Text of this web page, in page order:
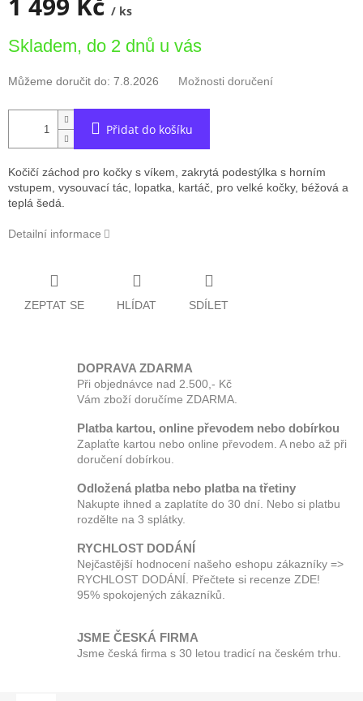
/ ks
cena:
Skladem, do 2 dnů u vás
Můžeme doručit do: 7.8.2026 Možnosti doručení
Přidat do košíku
Kočičí záchod pro kočky s víkem, zakrytá podestýlka s horním
vstupem, vysouvací tác, lopatka, kartáč, pro velké kočky, béžová a
teplá šedá.
Detailní informace
ZEPTAT SE HLÍDAT SDÍLET
DOPRAVA ZDARMA
Při objednávce nad 2.500,- Kč
Vám zboží doručíme ZDARMA.
Platba kartou, online převodem nebo dobírkou
Zaplaťte kartou nebo online převodem. A nebo až při
doručení dobírkou.
Odložená platba nebo platba na třetiny
Nakupte ihned a zaplatíte do 30 dní. Nebo si platbu
rozdělte na 3 splátky.
RYCHLOST DODÁNÍ
Nejčastější hodnocení našeho eshopu zákazníky =>
RYCHLOST DODÁNÍ. Přečtete si recenze ZDE!
95% spokojených zákazníků.
JSME ČESKÁ FIRMA
Jsme česká firma s 30 letou tradicí na českém trhu.